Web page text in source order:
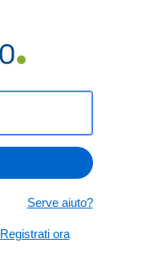
Serve aiuto?
Registrati ora